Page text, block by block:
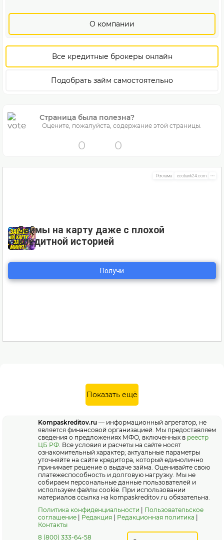
О компании
Все кредитные брокеры онлайн
Подобрать займ самостоятельно
Страница была полезна?
Оцените, пожалуйста, содержание этой страницы.
0 0
Показать ещё
Kompaskreditov.ru — информационный агрегатор, не
является финансовой организацией. Мы предоставляем
сведения о предложениях МФО, включенных в реестр
ЦБ РФ. Все условия и расчеты на сайте носят
ознакомительный характер; актуальные параметры
уточняйте на сайте кредитора, который единолично
принимает решение о выдаче займа. Оценивайте свою
платежеспособность и долговую нагрузку. Мы не
собираем персональные данные пользователей и
используем файлы cookie. При использовании
материалов ссылка на kompaskreditov.ru обязательна.
Политика конфиденциальности
Пользовательское
соглашение
Редакция Редакционная политика
Контакты
8 (800) 333-64-58